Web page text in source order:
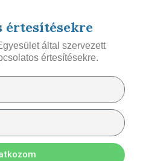
értesítésekre
által szervezett
értesítésekre.